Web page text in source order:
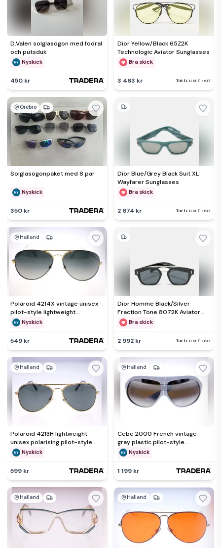
D.Valen solglasögon med fodral
och putsduk
Nyskick
450 kr
Dior Yellow/Black 65Z2K
Technologic Aviator Sunglasses
Bra skick
3 463 kr
Örebro
Solglasögonpaket med 8 par
Nyskick
350 kr
Dior Blue/Grey Black Suit XL
Wayfarer Sunglasses
Bra skick
2 674 kr
Halland
Polaroid 4214X vintage unisex
pilot-style lightweight
polarising sunglasses-NEW
Nyskick
549 kr
Dior Homme Black/Silver
Fraction Tone 8072K Aviator
Sunglasses
Bra skick
2 992 kr
Halland
Polaroid 4213H lightweight
unisex polarising pilot-style
vintage sunglasses-14g
Nyskick
599 kr
Halland
Cebe 2000 French vintage
gray plastic pilot-style
sunglasses for men-1980s-
NEW
Nyskick
1 199 kr
Halland Halland